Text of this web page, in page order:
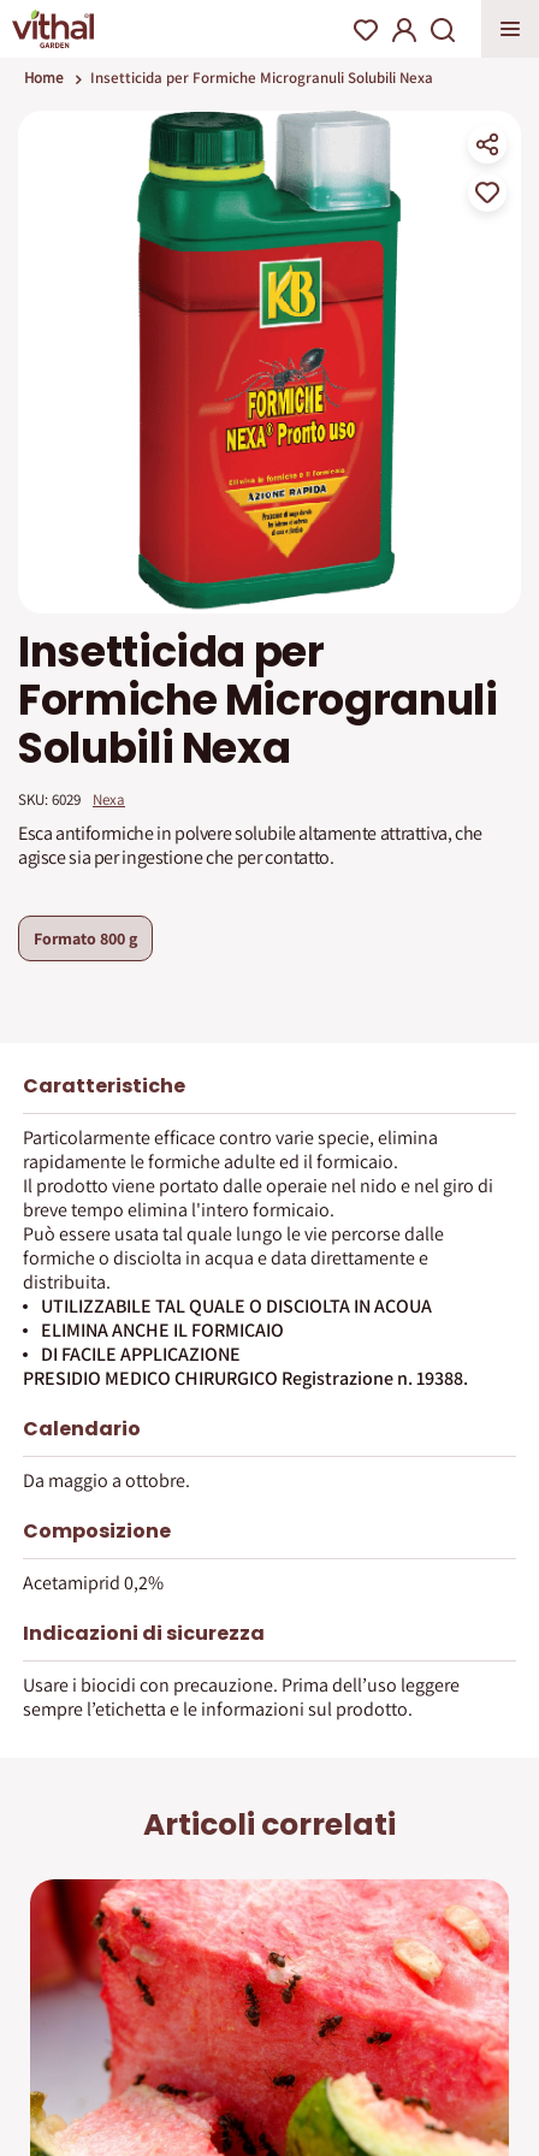
Home Insetticida per Formiche Microgranuli Solubili Nexa
all'inizio
della
galleria
di
immagini
Insetticida per
Formiche Microgranuli
Solubili Nexa
SKU: 6029 Nexa
Esca antiformiche in polvere solubile altamente attrattiva, che
agisce sia per ingestione che per contatto.
Formato800 g
Caratteristiche
Particolarmente efficace contro varie specie, elimina
rapidamente le formiche adulte ed il formicaio.
Il prodotto viene portato dalle operaie nel nido e nel giro di
breve tempo elimina l'intero formicaio.
Può essere usata tal quale lungo le vie percorse dalle
formiche o disciolta in acqua e data direttamente e
distribuita.
UTILIZZABILE TAL QUALE O DISCIOLTA IN ACOUA
ELIMINA ANCHE IL FORMICAIO
DI FACILE APPLICAZIONE
PRESIDIO MEDICO CHIRURGICO Registrazione n. 19388.
Calendario
Da maggio a ottobre.
Composizione
Acetamiprid 0,2%
Indicazioni di sicurezza
Usare i biocidi con precauzione. Prima dell’uso leggere
sempre l’etichetta e le informazioni sul prodotto.
Articoli correlati